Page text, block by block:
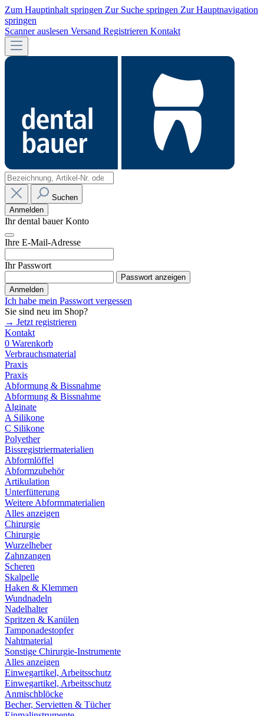
Zum Hauptinhalt springen Zur Suche springen Zur Hauptnavigation
springen
Scanner auslesen Versand Registrieren Kontakt
Suchen
Anmelden
Ihr dental bauer Konto
Ihre E-Mail-Adresse
Ihr Passwort
Passwort anzeigen
Anmelden
Ich habe mein Passwort vergessen
Sie sind neu im Shop?
→ Jetzt registrieren
Kontakt
0 Warenkorb
Verbrauchsmaterial
Praxis
Praxis
Abformung & Bissnahme
Abformung & Bissnahme
Alginate
A Silikone
C Silikone
Polyether
Bissregistriermaterialien
Abformlöffel
Abformzubehör
Artikulation
Unterfütterung
Weitere Abformmaterialien
Alles anzeigen
Chirurgie
Chirurgie
Wurzelheber
Zahnzangen
Scheren
Skalpelle
Haken & Klemmen
Wundnadeln
Nadelhalter
Spritzen & Kanülen
Tamponadestopfer
Nahtmaterial
Sonstige Chirurgie-Instrumente
Alles anzeigen
Einwegartikel, Arbeitsschutz
Einwegartikel, Arbeitsschutz
Anmischblöcke
Becher, Servietten & Tücher